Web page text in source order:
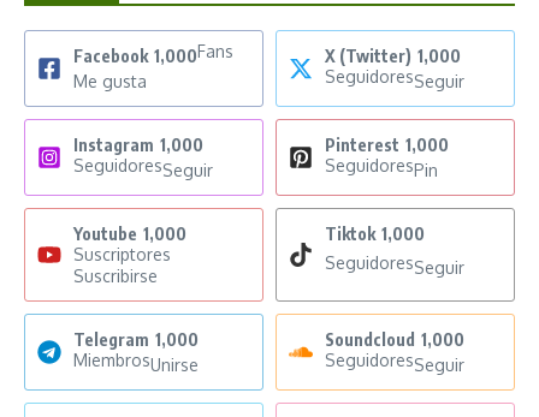
Facebook 1,000Fans
Me gusta
X (Twitter) 1,000
SeguidoresSeguir
Instagram 1,000
SeguidoresSeguir
Pinterest 1,000
SeguidoresPin
Youtube 1,000
Suscriptores
Suscribirse
Tiktok 1,000
SeguidoresSeguir
Telegram 1,000
MiembrosUnirse
Soundcloud 1,000
SeguidoresSeguir